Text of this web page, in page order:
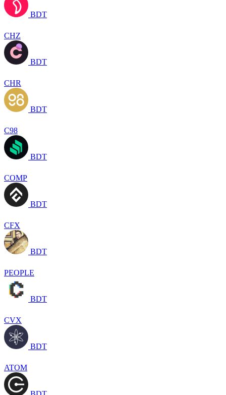
BDT
CHZ
BDT
CHR
BDT
C98
BDT
COMP
BDT
CFX
BDT
PEOPLE
BDT
CVX
BDT
ATOM